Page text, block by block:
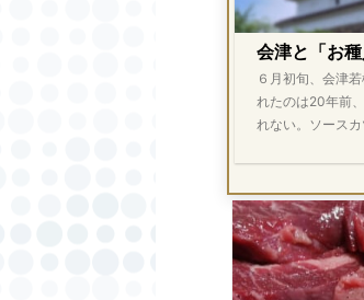
会津と「お種
６月初旬、会津
れたのは20年前
れない。ソース